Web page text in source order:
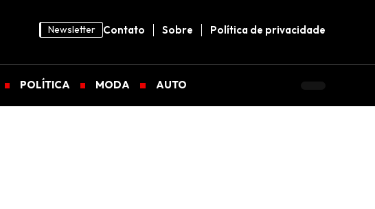
Newsletter Contato Sobre Política de privacidade
POLÍTICA MODA AUTO